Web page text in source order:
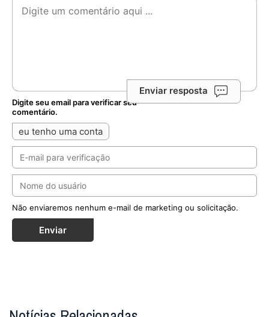
Enviar resposta
Digite seu email para verificar seu
comentário.
eu tenho uma conta
Não enviaremos nenhum e-mail de marketing ou solicitação.
Enviar